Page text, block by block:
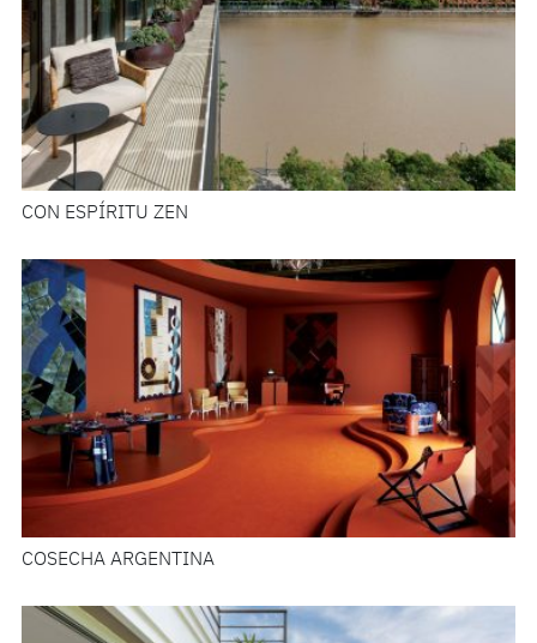
CON ESPÍRITU ZEN
COSECHA ARGENTINA